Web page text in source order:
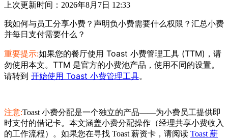
上次更新时间：2026年8月7日 12:33
我如何与员工分享小费？声明负小费需要什么权限？汇总小费
并每日支付需要什么？
重要提示:如果您的餐厅使用 Toast 小费管理工具 (TTM)，请
勿使用本文。TTM 是官方的小费池产品，使用不同的设置。
请转到 开始使用 Toast 小费管理工具。
注意:Toast 小费分配是一个独立的产品——为小费员工提供即
时支付的借记卡。本文涵盖小费分配操作（经理共享小费收入
的工作流程）。如果您在寻找 Toast 薪资卡，请阅读 Toast 薪